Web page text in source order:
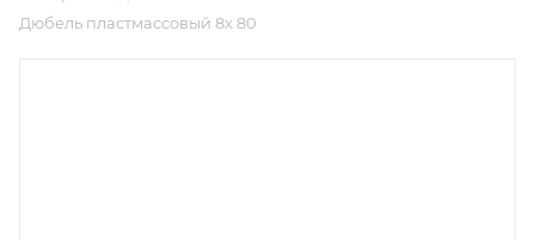
Дюбель пластмассовый 8х 80